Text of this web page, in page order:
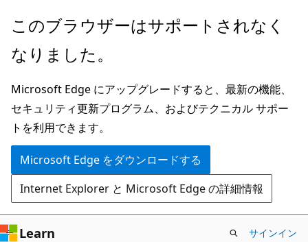
メ
ン
ン
テ
ン
ツ
に
ス
キ
ッ
ペ
ジ
ナ
ビ
ゲ
ー
シ
ョ
ン
に
このブラウザーはサポートされなく
なりました。
Microsoft Edge にアップグレードすると、最新の機能、
セキュリティ更新プログラム、およびテクニカル サポー
トを利用できます。
Microsoft Edge をダウンロードする
Internet Explorer と Microsoft Edge の詳細情報
Learn サインイン